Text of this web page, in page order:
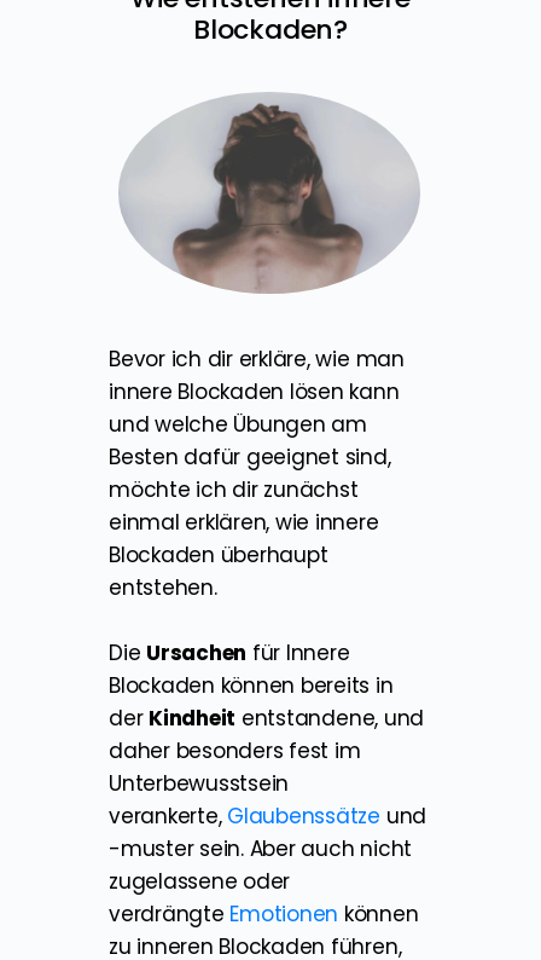
Blockaden?
Bevor ich dir erkläre, wie man
innere Blockaden lösen kann
und welche Übungen am
Besten dafür geeignet sind,
möchte ich dir zunächst
einmal erklären, wie innere
Blockaden überhaupt
entstehen.
Die Ursachen für Innere
Blockaden können bereits in
der Kindheit entstandene, und
daher besonders fest im
Unterbewusstsein
verankerte, Glaubenssätze und
-muster sein. Aber auch nicht
zugelassene oder
verdrängte Emotionen können
zu inneren Blockaden führen,